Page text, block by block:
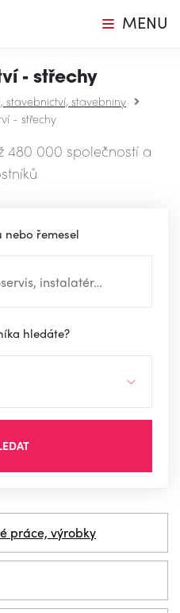
MENU
- střechy
stavebnictví, stavebniny
- střechy
480 000 společností a
řemesel
hledáte?
práce, výrobky